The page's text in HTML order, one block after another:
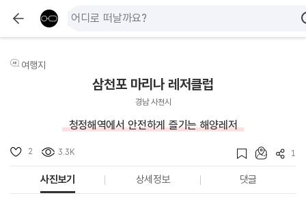
여행지
삼천포 마리나 레저클럽
경남 사천시
청정해역에서 안전하게 즐기는 해양레저
2 3.3K 1
사진보기 상세정보 댓글